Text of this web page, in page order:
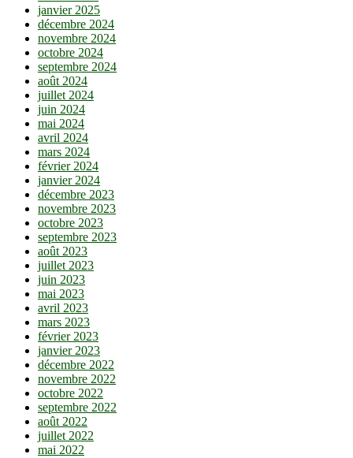
janvier 2025
décembre 2024
novembre 2024
octobre 2024
septembre 2024
août 2024
juillet 2024
juin 2024
mai 2024
avril 2024
mars 2024
février 2024
janvier 2024
décembre 2023
novembre 2023
octobre 2023
septembre 2023
août 2023
juillet 2023
juin 2023
mai 2023
avril 2023
mars 2023
février 2023
janvier 2023
décembre 2022
novembre 2022
octobre 2022
septembre 2022
août 2022
juillet 2022
mai 2022